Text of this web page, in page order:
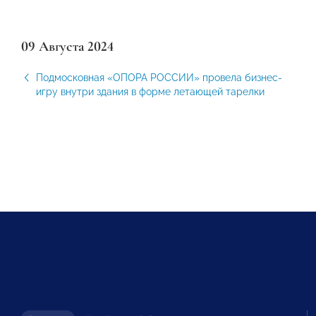
09 Августа 2024
Подмосковная «ОПОРА РОССИИ» провела бизнес-
игру внутри здания в форме летающей тарелки